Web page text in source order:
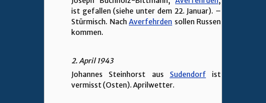
ist gefallen (siehe unter dem 22. Januar). –
Stürmisch. Nach Averfehrden sollen Russen
kommen.
2. April 1943
Johannes Steinhorst aus Sudendorfist
vermisst (Osten). Aprilwetter.